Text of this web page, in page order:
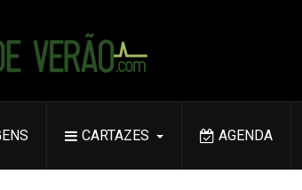
CARTAZES AGENDA